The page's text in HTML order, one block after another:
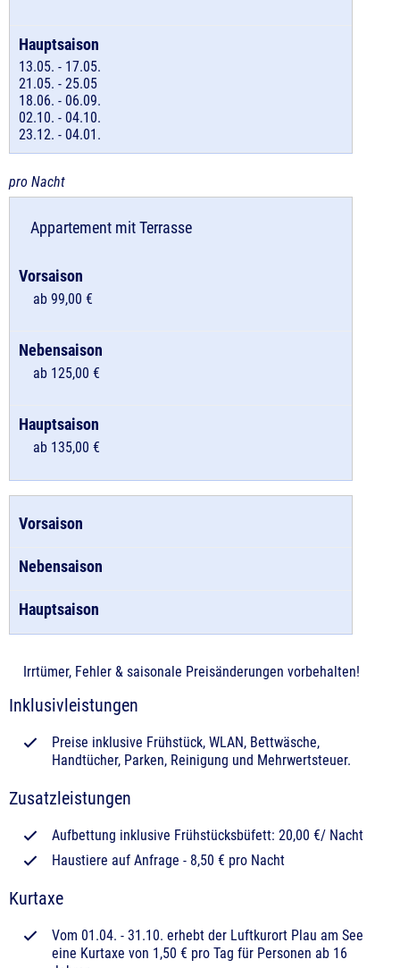
13.05. - 17.05.
21.05. - 25.05
18.06. - 06.09.
02.10. - 04.10.
23.12. - 04.01.
pro Nacht
Appartement mit Terrasse
ab 99,00 €
ab 125,00 €
ab 135,00 €
Irrtümer, Fehler & saisonale Preisänderungen vorbehalten!
Inklusivleistungen
Preise inklusive Frühstück, WLAN, Bettwäsche,
Handtücher, Parken, Reinigung und Mehrwertsteuer.
Zusatzleistungen
Aufbettung inklusive Frühstücksbüfett: 20,00 €/ Nacht
Haustiere auf Anfrage - 8,50 € pro Nacht
Kurtaxe
Vom 01.04. - 31.10. erhebt der Luftkurort Plau am See
eine Kurtaxe von 1,50 € pro Tag für Personen ab 16